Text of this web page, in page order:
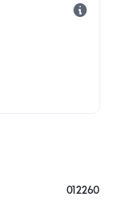
012260